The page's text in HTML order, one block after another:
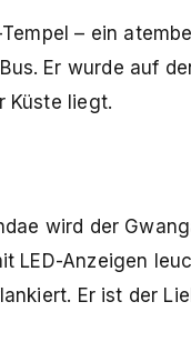
– ein
Er wurde auf
Küste liegt.
wird der
LED-Anzeigen
Er ist der